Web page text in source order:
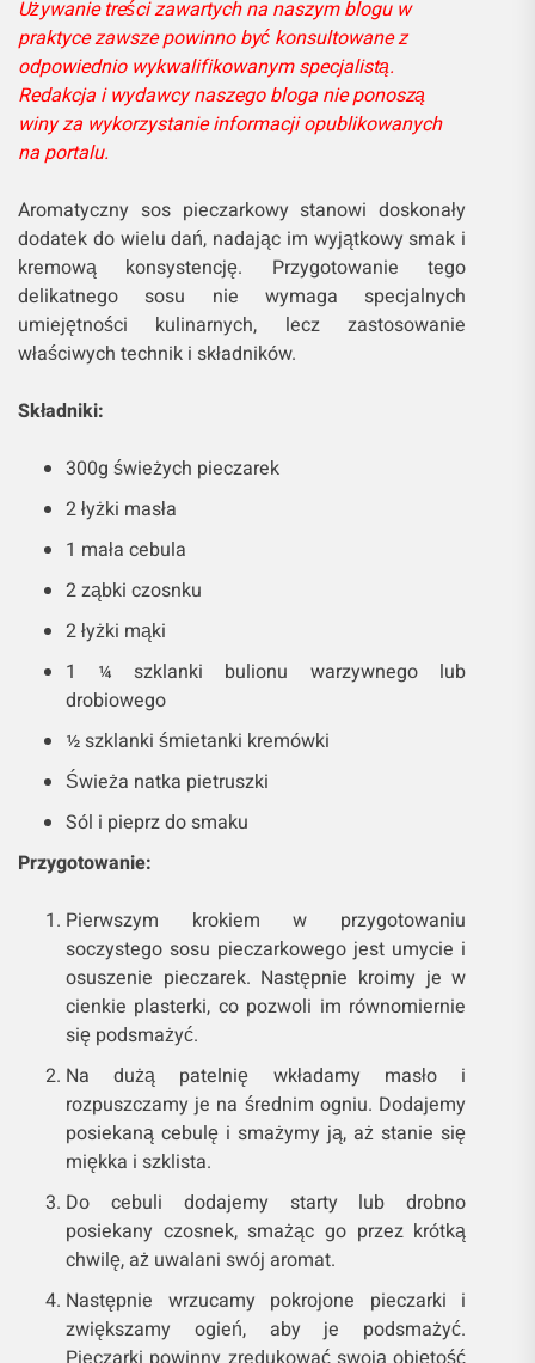
Używanie treści zawartych na naszym blogu w
praktyce zawsze powinno być konsultowane z
odpowiednio wykwalifikowanym specjalistą.
Redakcja i wydawcy naszego bloga nie ponoszą
winy za wykorzystanie informacji opublikowanych
na portalu.
Aromatyczny sos pieczarkowy stanowi doskonały
dodatek do wielu dań, nadając im wyjątkowy smak i
kremową konsystencję. Przygotowanie tego
delikatnego sosu nie wymaga specjalnych
umiejętności kulinarnych, lecz zastosowanie
właściwych technik i składników.
Składniki:
300g świeżych pieczarek
2 łyżki masła
1 mała cebula
2 ząbki czosnku
2 łyżki mąki
1 ¼ szklanki bulionu warzywnego lub
drobiowego
½ szklanki śmietanki kremówki
Świeża natka pietruszki
Sól i pieprz do smaku
Przygotowanie:
Pierwszym krokiem w przygotowaniu
soczystego sosu pieczarkowego jest umycie i
osuszenie pieczarek. Następnie kroimy je w
cienkie plasterki, co pozwoli im równomiernie
się podsmażyć.
Na dużą patelnię wkładamy masło i
rozpuszczamy je na średnim ogniu. Dodajemy
posiekaną cebulę i smażymy ją, aż stanie się
miękka i szklista.
Do cebuli dodajemy starty lub drobno
posiekany czosnek, smażąc go przez krótką
chwilę, aż uwalani swój aromat.
Następnie wrzucamy pokrojone pieczarki i
zwiększamy ogień, aby je podsmażyć.